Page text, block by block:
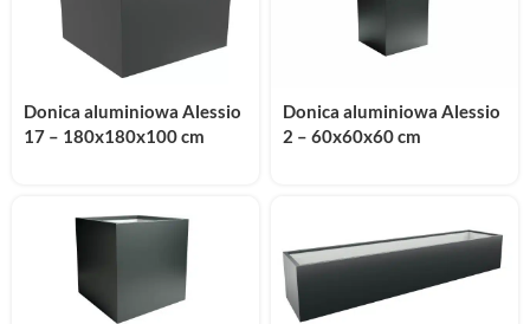
Donica aluminiowa Alessio
17 – 180x180x100 cm
Donica aluminiowa Alessio
2 – 60x60x60 cm